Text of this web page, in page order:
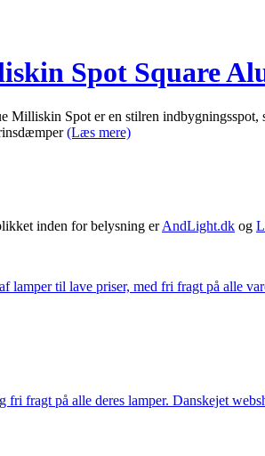
Spot Square
Milliskin Spot er en stilren
(Læs mere)
inden for belysning erAndLight.dk og
lamper til lave priser, med fri fragt på alle
fragt på alle deres lamper. Danskejet